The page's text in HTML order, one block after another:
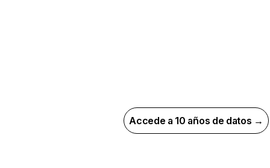
Accede a 10 años de datos →